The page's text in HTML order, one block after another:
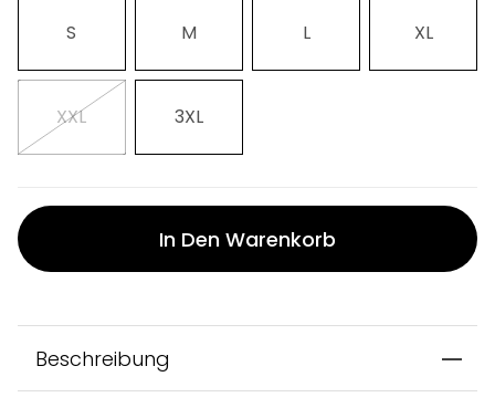
S M L XL
XXL 3XL
In Den Warenkorb
Beschreibung